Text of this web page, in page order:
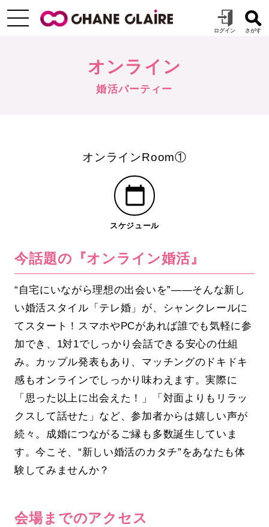
オンライン
婚活パーティー
オンラインRoom①
スケジュール
今話題の『オンライン婚活』
“自宅にいながら理想の出会いを”――そんな新し
い婚活スタイル「テレ婚」が、シャンクレールに
てスタート！スマホやPCがあれば誰でも気軽に参
加でき、1対1でしっかり会話できる安心の仕組
み。カップル発表もあり、マッチングのドキドキ
感もオンラインでしっかり味わえます。実際に
「思った以上に出会えた！」「対面よりもリラッ
クスして話せた」など、参加者からは嬉しい声が
続々。成婚につながるご縁も多数誕生していま
す。今こそ、“新しい婚活のカタチ”をあなたも体
験してみませんか？
会場までのアクセス